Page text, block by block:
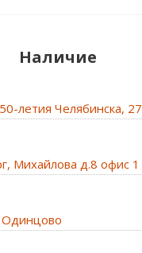
Наличие
летия Челябинска, 27
Михайлова д.8 офис 1